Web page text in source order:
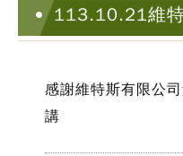
113.10.21維
感謝維特斯有限公
講